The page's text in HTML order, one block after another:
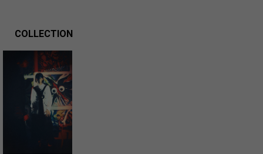
COLLECTION